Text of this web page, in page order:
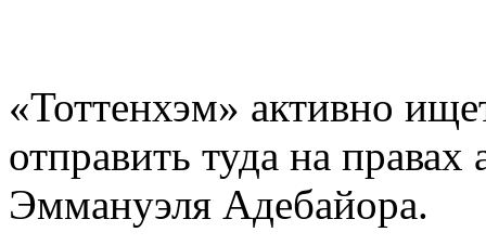
«Тоттенхэм» активно
отправить туда на
Эммануэля Адебайора.